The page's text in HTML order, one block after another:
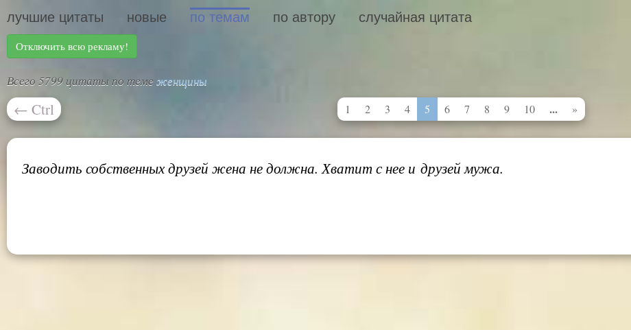
лучшие цитаты новые по темам по автору случайная цитата
Отключить всю рекламу!
Всего 5799 цитаты по теме женщины
← Ctrl 1 2 3 4 5 6 7 8 9 10 ... »
Заводить собственных друзей жена не должна. Хватит с нее и друзей мужа.